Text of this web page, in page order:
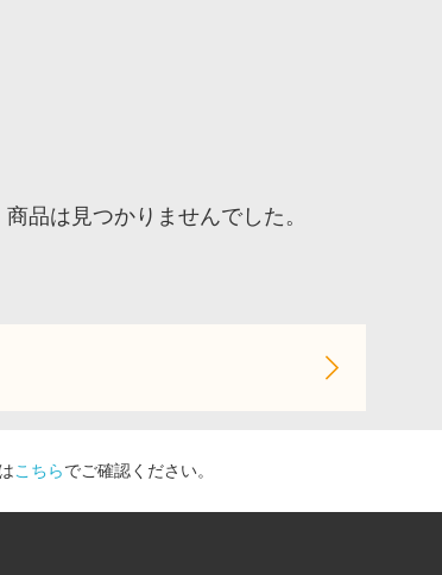
品は見つかりませんでした。
こちらでご確認ください。